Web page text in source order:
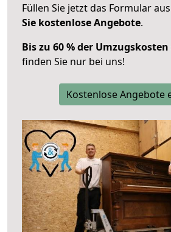
Füllen Sie jetzt das Formular
Sie kostenlose Angebote.
Bis zu 60 % der
finden Sie nur bei uns!
Kostenlose Angebote